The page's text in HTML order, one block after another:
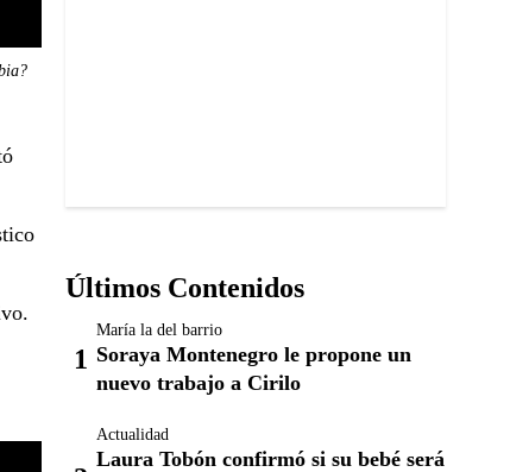
Últimos Contenidos
María la del barrio
Soraya Montenegro le propone un
nuevo trabajo a Cirilo
Actualidad
Laura Tobón confirmó si su bebé será